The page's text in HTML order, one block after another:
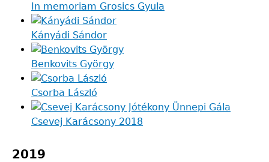
In memoriam Grosics Gyula
Kányádi Sándor
Benkovits György
Csorba László
Csevej Karácsony 2018
2019